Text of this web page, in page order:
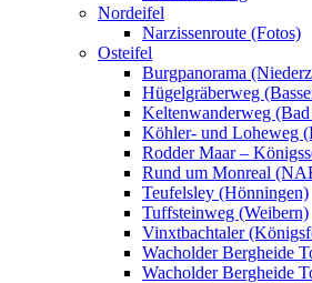
Nordeifel
Narzissenroute (Fotos)
Osteifel
Burgpanorama
Hügelgräberweg
Keltenwanderweg
Köhler- und Loheweg
Rodder Maar –
Rund um Monreal
Teufelsley (Hönningen)
Tuffsteinweg (Weibern)
Vinxtbachtaler
Wacholder Bergheide
Wacholder Bergheide